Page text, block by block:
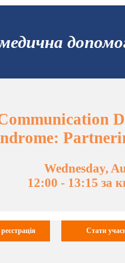
Wednesday,
12:00 - 13:15 за
Стати